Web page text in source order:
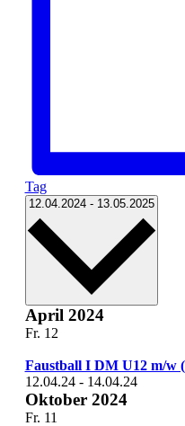
Tag
12.04.2024 - 13.05.2025
April 2024
Fr. 12
Faustball I DM U12 m/w
12.04.24- 14.04.24
Oktober 2024
Fr. 11